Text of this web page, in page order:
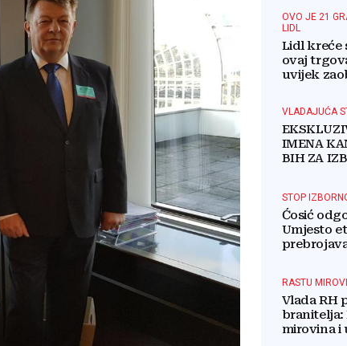
OVO JE 21
LIDL
Lidl kreće
ovaj
uvijek
VLADAJUĆA
IMENA
BIH ZA
STOP
Ćosić
Umjesto
RASTU
Vlada RH
branitelja:
mirovina i